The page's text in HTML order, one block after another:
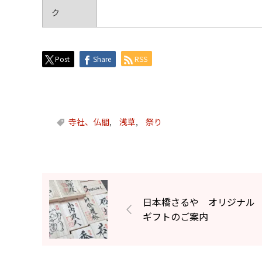
ク
Post Share RSS
寺社、仏閣, 浅草, 祭り
日本橋さるや オリジナル
ギフトのご案内